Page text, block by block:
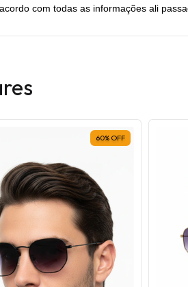
com todas as informações ali
60% OFF